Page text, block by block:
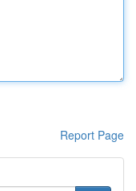
Report Page